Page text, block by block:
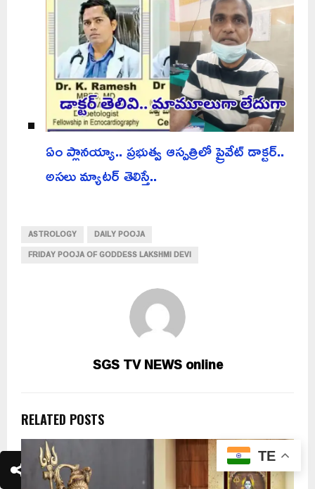
ఏం ప్లానయ్యా.. ప్రభుత్వ ఆస్పత్రిలో ప్రైవేట్ డాక్టర్..
అసలు మ్యాటర్ తెలిస్తే..
ASTROLOGY
DAILY POOJA
FRIDAY POOJA OF GODDESS LAKSHMI DEVI
SGS TV NEWS online
RELATED POSTS
TE